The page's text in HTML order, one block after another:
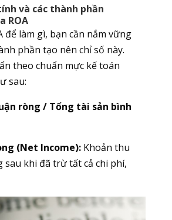
và các thành phần
ROA
để làm gì, bạn cần nắm vững
phần tạo nên chỉ số này.
theo chuẩn mực kế toán
sau:
ròng / Tổng tài sản bình
(Net Income):Khoản thu
sau khi đã trừ tất cả chi phí,